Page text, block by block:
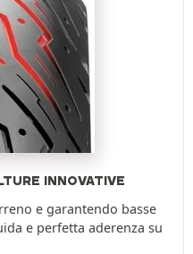
INNOVATIVE
e garantendo basse
e perfetta aderenza su